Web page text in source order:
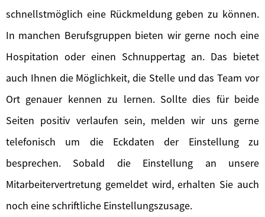
schnellstmöglich eine Rückmeldung geben zu können.
In manchen Berufsgruppen bieten wir gerne noch eine
Hospitation oder einen Schnuppertag an. Das bietet
auch Ihnen die Möglichkeit, die Stelle und das Team vor
Ort genauer kennen zu lernen. Sollte dies für beide
Seiten positiv verlaufen sein, melden wir uns gerne
telefonisch um die Eckdaten der Einstellung zu
besprechen. Sobald die Einstellung an unsere
Mitarbeitervertretung gemeldet wird, erhalten Sie auch
noch eine schriftliche Einstellungszusage.